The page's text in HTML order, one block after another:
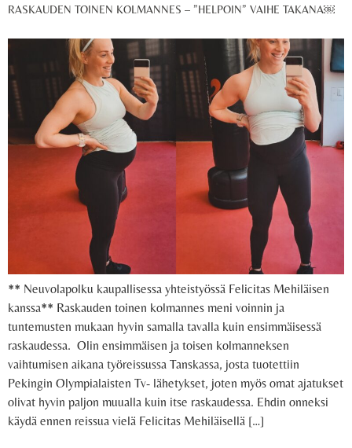
RASKAUDEN TOINEN KOLMANNES – ”HELPOIN” VAIHE TAKANA￼
** Neuvolapolku kaupallisessa yhteistyössä Felicitas Mehiläisen
kanssa** Raskauden toinen kolmannes meni voinnin ja
tuntemusten mukaan hyvin samalla tavalla kuin ensimmäisessä
raskaudessa. Olin ensimmäisen ja toisen kolmanneksen
vaihtumisen aikana työreissussa Tanskassa, josta tuotettiin
Pekingin Olympialaisten Tv- lähetykset, joten myös omat ajatukset
olivat hyvin paljon muualla kuin itse raskaudessa. Ehdin onneksi
käydä ennen reissua vielä Felicitas Mehiläisellä […]